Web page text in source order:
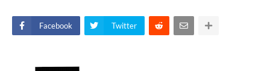
Facebook Twitter